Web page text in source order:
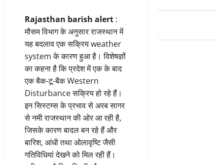
Rajasthan barish alert :
मौसम विभाग के अनुसार राजस्थान में
यह बदलाव एक सक्रिय weather
system के कारण हुआ है। विशेषज्ञों
का कहना है कि प्रदेश में एक के बाद
एक बैक-टू-बैक Western
Disturbance सक्रिय हो रहे हैं।
इन सिस्टम्स के प्रभाव से अरब सागर
से नमी राजस्थान की ओर आ रही है,
जिसके कारण बादल बन रहे हैं और
बारिश, आंधी तथा ओलावृष्टि जैसी
गतिविधियां देखने को मिल रही हैं।